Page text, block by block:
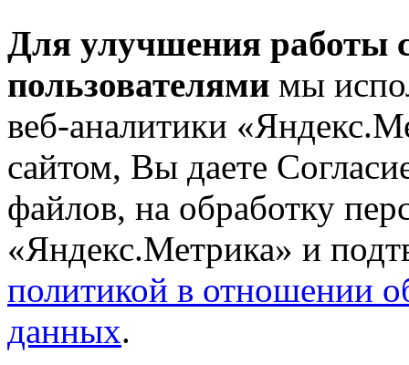
Для улучшения работы
пользователями мы
веб-аналитики
сайтом, Вы даете
файлов, на обработку
«Яндекс.Метрика» и
политикой в отношении
данных.